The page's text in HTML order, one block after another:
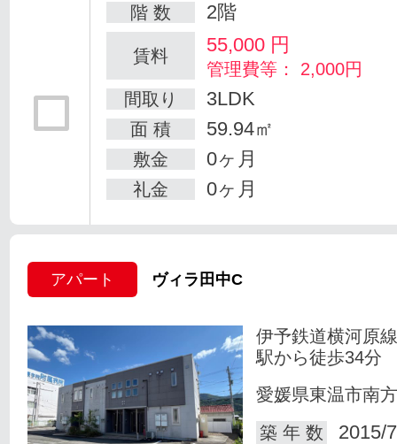
階 数 2階
賃料 55,000 円
管理費等： 2,000円
間取り
3LDK
面 積 59.94㎡
敷金 0ヶ月
礼金 0ヶ月
アパート ヴィラ田中C
伊予鉄道横河原
駅から徒歩34分
愛媛県東温市南方
築 年 数
2015/